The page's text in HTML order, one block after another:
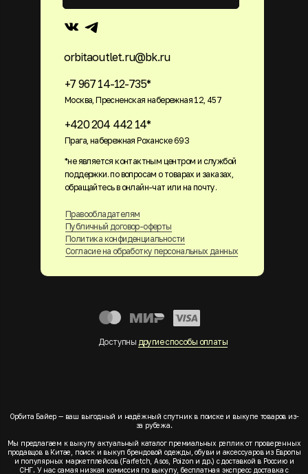
+7 967 14-12-735*
Москва, Пресненская набережная 12, 457
+420 204 442 14*
Прага, набережная Роханске 693
orbitaoutlet.ru@bk.ru
Правообладателям
Публичный договор-оферты
Политика конфиденциальности
Согласие на обработку персональных данных
Доступны другие способы оплаты
*не является контактным центром и службой
поддержки. по вопросам о товарах и заказах,
обращайтесь в онлайн-чат или на почту.
Орбита Байер — ваш выгодный и надёжный спутник в поиске и выкупе товаров из-
за рубежа.
Мы предлагаем к выкупу актуальный каталог премиальных реплик от проверенных
продавцов в Китае, поиск и выкуп брендовой одежды, обуви и аксессуаров из Европы
и популярных маркетплейсов (Farfetch, Asos, Poizon и др.) с доставкой в Россию и
СНГ. У нас самая низкая комиссия по выкупу, бесплатная экспресс доставка с